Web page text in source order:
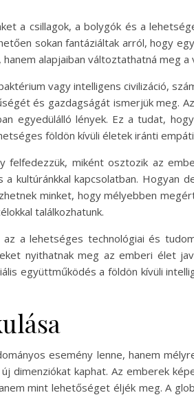
a csillagok, a bolygók és a
sokan fantáziáltak arról, hogy
alapjaiban változtathatná meg a
vagy intelligens civilizáció,
és gazdagságát ismerjük meg.
egyedülálló lények. Ez a tudat,
földön kívüli életek iránti
felfedezzük, miként osztozik az
kapcsolatban. Hogyan
minket, hogy mélyebben
találkozhatunk.
a lehetséges technológiai és
nyithatnak meg az emberi élet
együttműködés a földön kívüli
esemény lenne, hanem
dimenziókat kaphat. Az emberek
mint lehetőséget éljék meg. A